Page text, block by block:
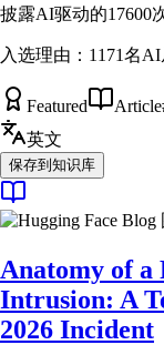
披露AI驱动的17600
入选理由： 1171名
Featured Article
英文
保存到知识库
Anatomy of
Intrusion: A
2026 Incident